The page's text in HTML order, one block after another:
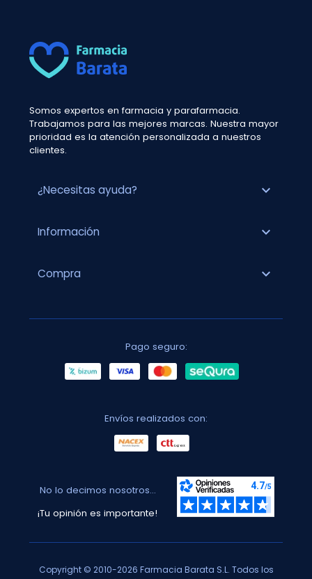
Somos expertos en farmacia y parafarmacia.
Trabajamos para las mejores marcas. Nuestra mayor
prioridad es la atención personalizada a nuestros
clientes.
¿Necesitas ayuda? expand_more
Información expand_more
Compra expand_more
Pago seguro:
Envíos realizados con:
No lo decimos nosotros...
¡Tu opinión es importante!
Copyright © 2010-2026 Farmacia Barata S.L. Todos los